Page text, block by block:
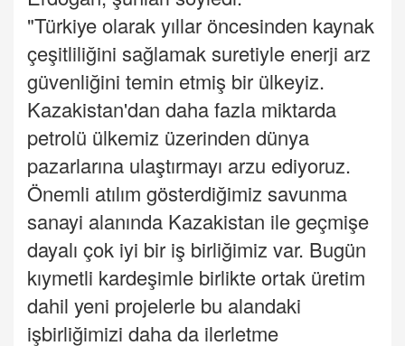
"Türkiye olarak yıllar öncesinden kaynak
çeşitliliğini sağlamak suretiyle enerji arz
güvenliğini temin etmiş bir ülkeyiz.
Kazakistan'dan daha fazla miktarda
petrolü ülkemiz üzerinden dünya
pazarlarına ulaştırmayı arzu ediyoruz.
Önemli atılım gösterdiğimiz savunma
sanayi alanında Kazakistan ile geçmişe
dayalı çok iyi bir iş birliğimiz var. Bugün
kıymetli kardeşimle birlikte ortak üretim
dahil yeni projelerle bu alandaki
işbirliğimizi daha da ilerletme